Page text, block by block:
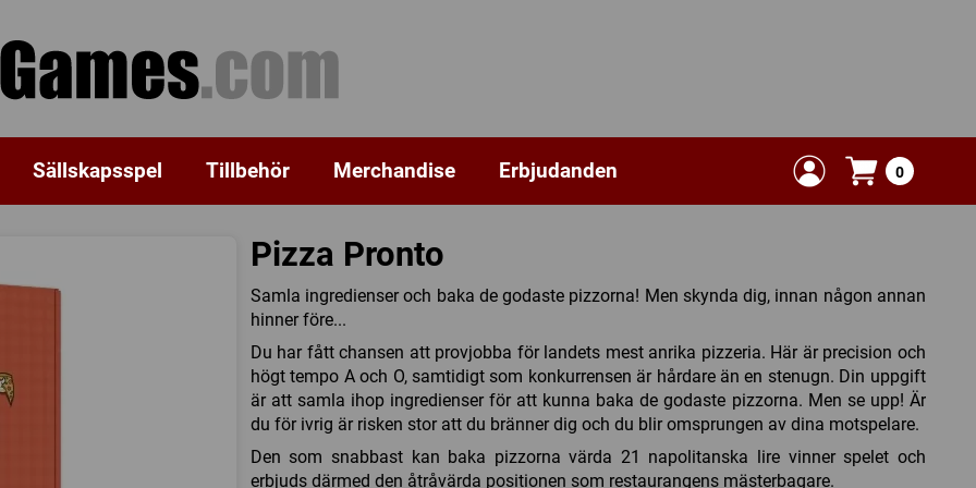
Sällskapsspel Tillbehör Merchandise Erbjudanden 0
Pizza Pronto
Samla ingredienser och baka de godaste pizzorna! Men skynda dig, innan någon annan
hinner före...
Du har fått chansen att provjobba för landets mest anrika pizzeria. Här är precision och
högt tempo A och O, samtidigt som konkurrensen är hårdare än en stenugn. Din uppgift
är att samla ihop ingredienser för att kunna baka de godaste pizzorna. Men se upp! Är
du för ivrig är risken stor att du bränner dig och du blir omsprungen av dina motspelare.
Den som snabbast kan baka pizzorna värda 21 napolitanska lire vinner spelet och
erbjuds därmed den åtråvärda positionen som restaurangens mästerbagare.